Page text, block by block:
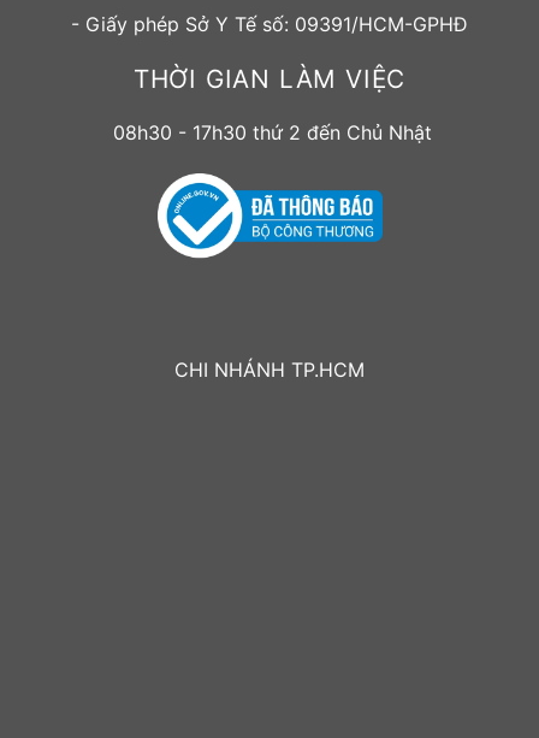
- Giấy phép Sở Y Tế số: 09391/HCM-GPHĐ
THỜI GIAN LÀM VIỆC
08h30 - 17h30 thứ 2 đến Chủ Nhật
CHI NHÁNH TP.HCM